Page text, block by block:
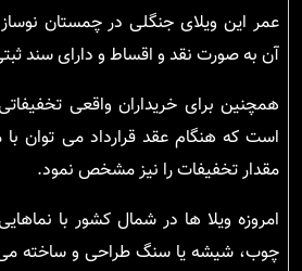
عمر این ویلای جنگلی در چمستان
آن به صورت نقد و اقساط و دارای سند
همچنین برای خریداران واقعی
است که هنگام عقد قرارداد می توان با
مقدار تخفیفات را نیز مشخص نمود.
امروزه ویلا ها در شمال کشور با
چوب، شیشه یا سنگ طراحی و ساخته